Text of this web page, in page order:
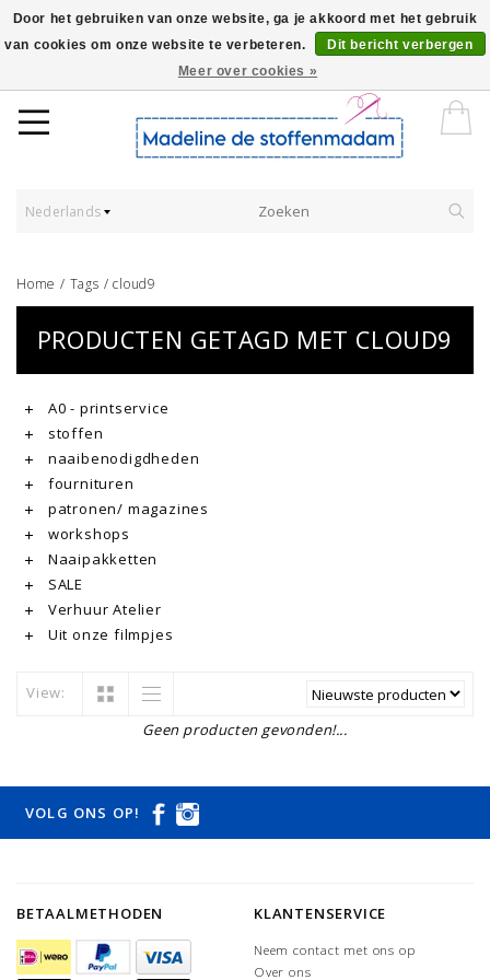
Worldwide Shipping - Onze stoffen worden verkocht per 10 cm.
Nederlands
Home / Tags /cloud9
PRODUCTEN GETAGD MET CLOUD9
A0 - printservice
stoffen
naaibenodigdheden
fournituren
patronen/ magazines
workshops
Naaipakketten
SALE
Verhuur Atelier
Uit onze filmpjes
View:
Geen producten gevonden!...
VOLG ONS OP!
BETAALMETHODEN KLANTENSERVICE
Neem contact met ons op
Over ons
Door het gebruiken van onze website, ga je akkoord met het gebruik
van cookies om onze website te verbeteren.
Dit bericht verbergen
Meer over cookies »